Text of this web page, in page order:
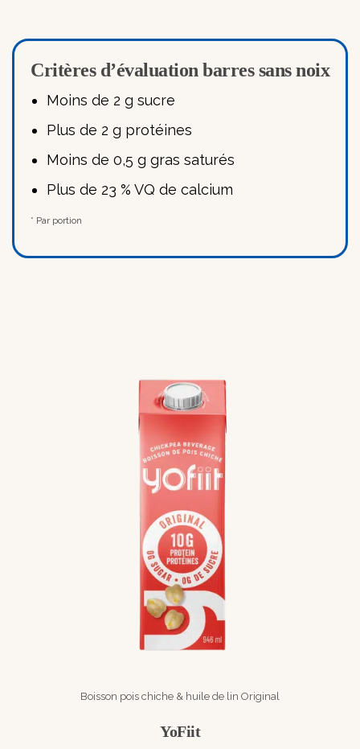
Critères d’évaluation barres sans noix
Moins de 2 g sucre
Plus de 2 g protéines
Moins de 0,5 g gras saturés
Plus de 23 % VQ de calcium
* Par portion
Boisson pois chiche & huile de lin Original
YoFiit